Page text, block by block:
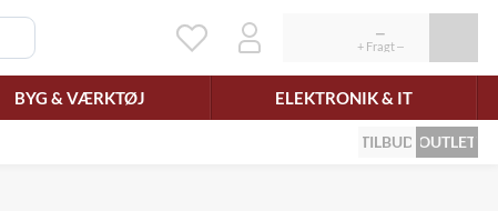
BYG & VÆRKTØJ ELEKTRONIK & IT
TILBUD OUTLET